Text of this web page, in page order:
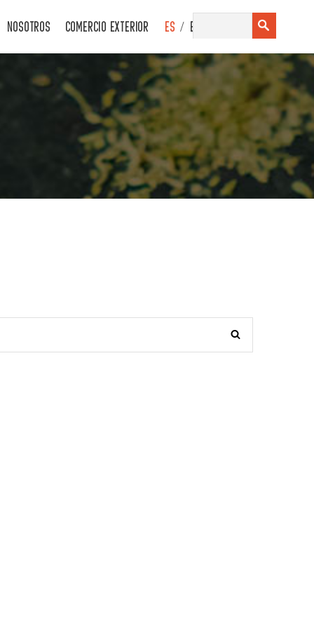
NOSOTROS COMERCIO EXTERIOR ES / EN